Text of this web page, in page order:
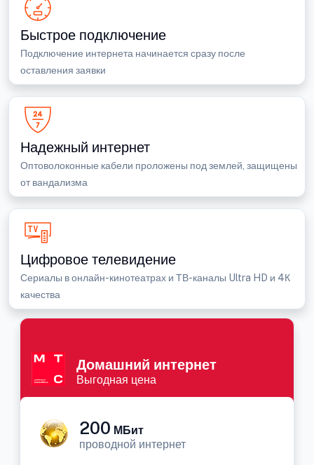
Быстрое подключение
Подключение интернета начинается сразу после
оставления заявки
Надежный интернет
Оптоволоконные кабели проложены под землей, защищены
от вандализма
Цифровое телевидение
Сериалы в онлайн-кинотеатрах и ТВ-каналы Ultra HD и 4К
качества
Домашний интернет
Выгодная цена
200 МБит
проводной интернет